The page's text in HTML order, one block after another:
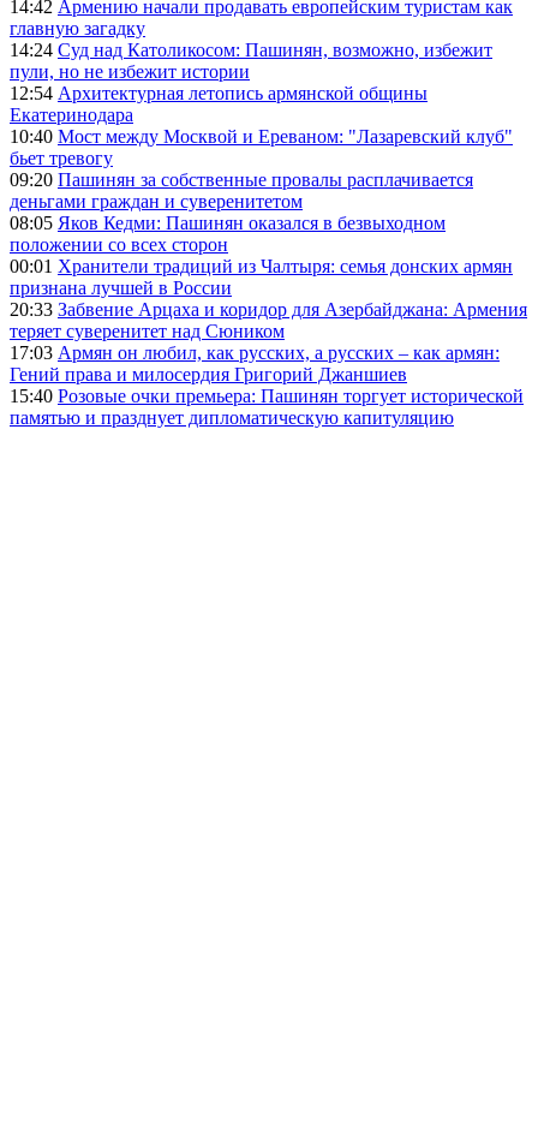
14:42 Армению начали продавать европейским туристам как
главную загадку
14:24 Суд над Католикосом: Пашинян, возможно, избежит
пули, но не избежит истории
12:54 Архитектурная летопись армянской общины
Екатеринодара
10:40 Мост между Москвой и Ереваном: "Лазаревский клуб"
бьет тревогу
09:20 Пашинян за собственные провалы расплачивается
деньгами граждан и суверенитетом
08:05 Яков Кедми: Пашинян оказался в безвыходном
положении со всех сторон
00:01 Хранители традиций из Чалтыря: семья донских армян
признана лучшей в России
20:33 Забвение Арцаха и коридор для Азербайджана: Армения
теряет суверенитет над Сюником
17:03 Армян он любил, как русских, а русских – как армян:
Гений права и милосердия Григорий Джаншиев
15:40 Розовые очки премьера: Пашинян торгует исторической
памятью и празднует дипломатическую капитуляцию